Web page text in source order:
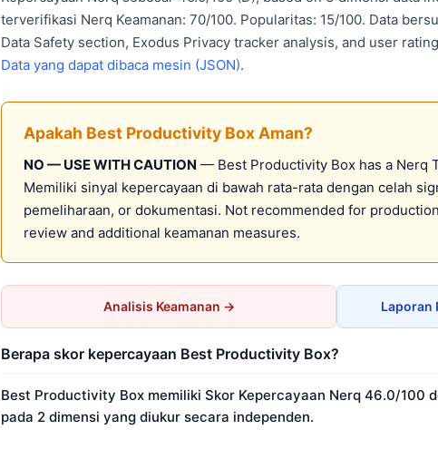
terverifikasi Nerq Keamanan: 70/100. Popularitas: 15/100. Data
Data Safety section, Exodus Privacy tracker analysis, and user
Data yang dapat dibaca mesin (JSON).
Apakah Best Productivity Box Aman?
NO — USE WITH CAUTION — Best Productivity Box has a Nerq
Memiliki sinyal kepercayaan di bawah rata-rata dengan celah
pemeliharaan, or dokumentasi. Not recommended for
review and additional keamanan measures.
Analisis Keamanan → Laporan
Berapa skor kepercayaan Best Productivity Box?
Best Productivity Box memiliki Skor Kepercayaan Nerq 46.0/100
pada 2 dimensi yang diukur secara independen.